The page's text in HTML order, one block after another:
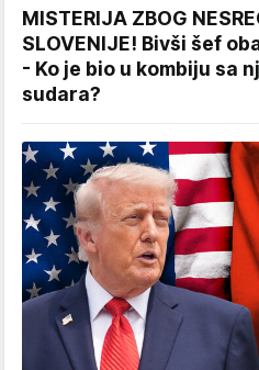
MISTERIJA ZBOG
SLOVENIJE! Bivši šef
- Ko je bio u kombiju sa
sudara?